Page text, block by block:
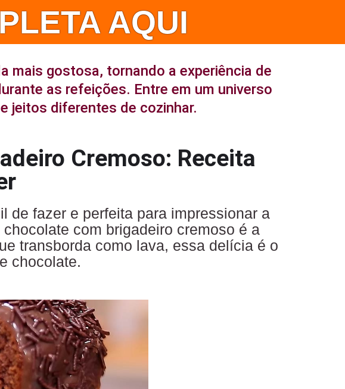
AQUI
mais gostosa, tornando a experiência de
as refeições. Entre em um universo
jeitos diferentes de cozinhar.
Cremoso: Receita
de fazer e perfeita para impressionar a
com brigadeiro cremoso é a
transborda como lava, essa delícia é o
chocolate.